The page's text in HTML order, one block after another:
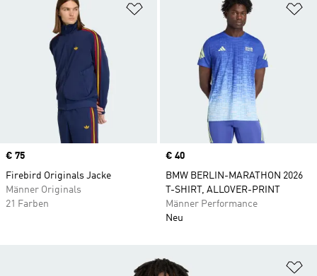
Zur Wunschliste hinzufügen
Price
€ 75
Firebird Originals Jacke
Männer Originals
21 Farben
Price
€ 40
BMW BERLIN-MARATHON 2026
T-SHIRT, ALLOVER-PRINT
Männer Performance
Neu